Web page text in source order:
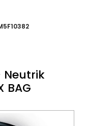
Neutrik
BAG